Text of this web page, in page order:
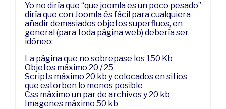
Yo no diría que “que joomla es un poco pesado”
diría que con Joomla és fácil para cualquiera
añadir demasiados objetos superfluos, en
general (para toda página web) debería ser
idóneo:
La página que no sobrepase los 150 Kb
Objetos máximo 20 / 25
Scripts máximo 20 kb y colocados en sitios
que estorben lo menos posible
Css máximo un par de archivos y 20 kb
Imagenes máximo 50 kb